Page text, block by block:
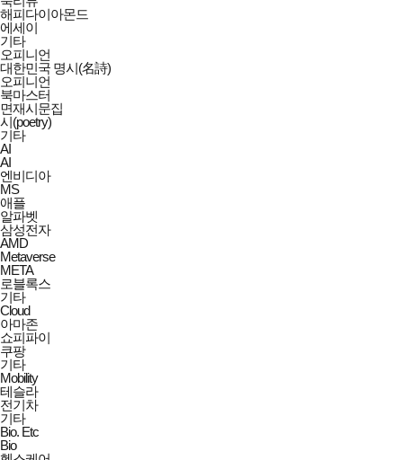
해피다이아몬드
에세이
기타
오피니언
대한민국 명시(名詩)
오피니언
북마스터
면재시문집
시(poetry)
기타
AI
AI
엔비디아
MS
애플
알파벳
삼성전자
AMD
Metaverse
META
로블록스
기타
Cloud
아마존
쇼피파이
쿠팡
기타
Mobility
테슬라
전기차
기타
Bio. Etc
Bio